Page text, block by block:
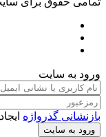
ورود به سایت
بازنشانی گذرواژه
ورود به سایت